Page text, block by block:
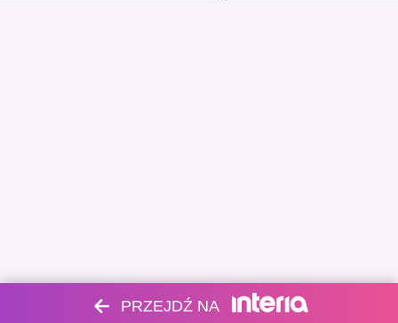
PRZEJDŹ NA